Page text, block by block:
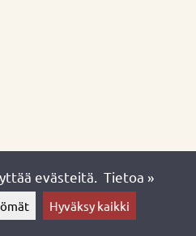
evästeitä. Tietoa »
Hyväksy kaikki